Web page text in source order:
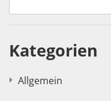
Kategorien
Allgemein